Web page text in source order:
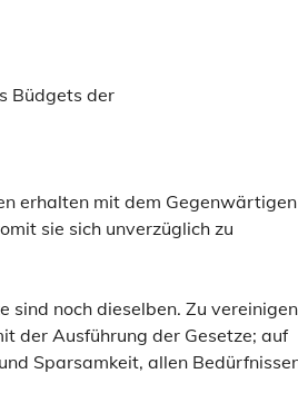
Büdgets der
erhalten mit dem Gegenwärtigen
sie sich unverzüglich zu
sind noch dieselben. Zu vereinigen
der Ausführung der Gesetze; auf
Sparsamkeit, allen